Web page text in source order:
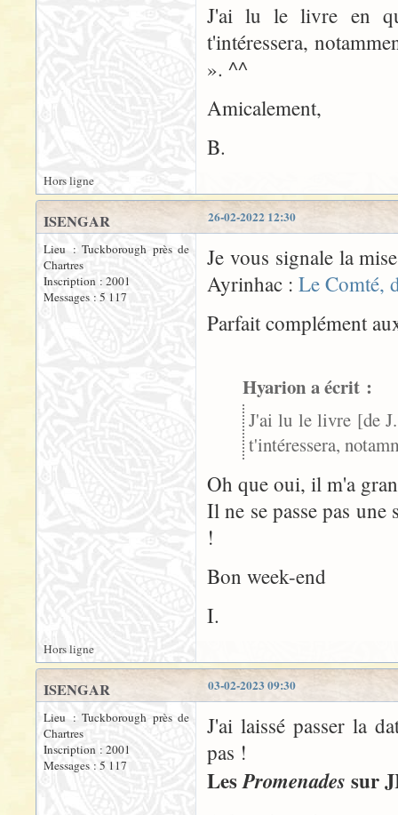
J'ai lu le livre en
t'intéressera,
». ^^
Amicalement,
B.
Hors ligne
26-02-2022 12:30
ISENGAR
Lieu : Tuckborough près de
Chartres
Inscription : 2001
Messages : 5 117
Je vous signale la
Ayrinhac : Le Comté,
Parfait complément
Hyarion a écrit :
J'ai lu le livre [de
t'intéressera,
Oh que oui, il m'a
Il ne se passe pas une
!
Bon week-end
I.
Hors ligne
03-02-2023 09:30
ISENGAR
Lieu : Tuckborough près de
Chartres
Inscription : 2001
Messages : 5 117
J'ai laissé passer la
pas !
LesPromenades sur